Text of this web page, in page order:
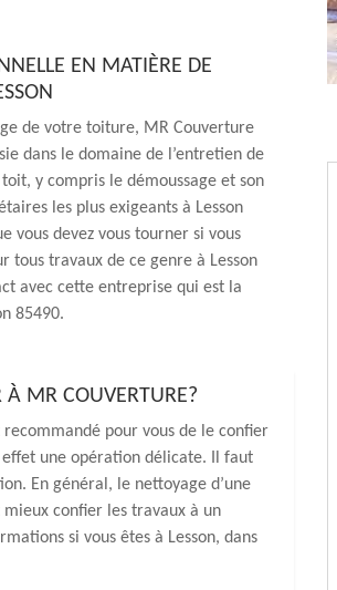
EN MATIÈRE DE
de votre toiture, MR Couverture
dans le domaine de l’entretien de
y compris le démoussage et son
les plus exigeants à Lesson
vous devez vous tourner si vous
tous travaux de ce genre à Lesson
avec cette entreprise qui est la
85490.
À MR COUVERTURE?
pour vous de le confier
une opération délicate. Il faut
En général, le nettoyage d’une
confier les travaux à un
si vous êtes à Lesson, dans